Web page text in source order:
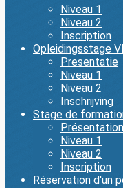
Niveau 1
Niveau 2
Inscription
Opleidingsstage
Presentatie
Niveau 1
Niveau 2
Inschrijving
Stage de
Présentation
Niveau 1
Niveau 2
Inscription
Réservation d'un